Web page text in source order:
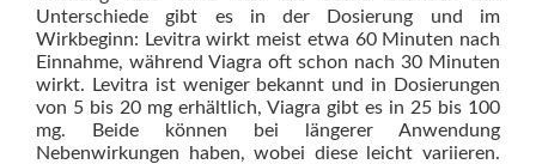
Unterschiede gibt es in der Dosierung und im
Wirkbeginn: Levitra wirkt meist etwa 60 Minuten nach
Einnahme, während Viagra oft schon nach 30 Minuten
wirkt. Levitra ist weniger bekannt und in Dosierungen
von 5 bis 20 mg erhältlich, Viagra gibt es in 25 bis 100
mg. Beide können bei längerer Anwendung
Nebenwirkungen haben, wobei diese leicht variieren.